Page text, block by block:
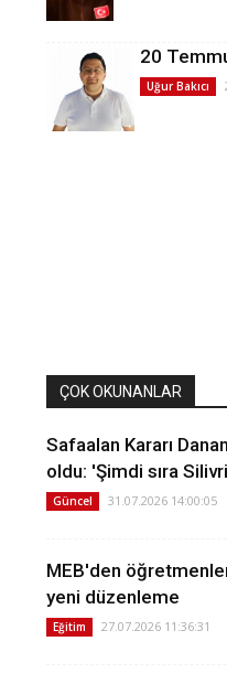
20
Uğur Bakıcı
ÇOK OKUNANLAR
Safaalan Kararı
oldu: 'Şimdi sıra
Güncel 31.07.2026 14:00:05
MEB'den
yeni düzenleme
Eğitim 27.07.2026 11:36:31